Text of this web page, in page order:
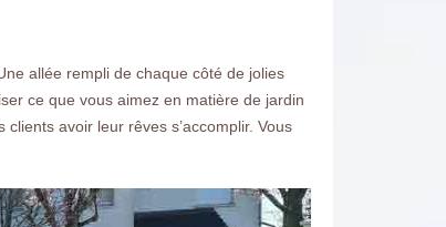
allée rempli de chaque côté de jolies
ce que vous aimez en matière de jardin
avoir leur rêves s’accomplir. Vous